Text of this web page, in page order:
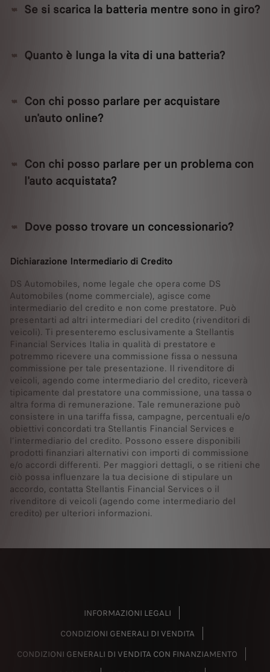
Se si scarica la batteria mentre sono in giro?
Quanto è lunga la vita di una batteria?
Con chi posso parlare per acquistare
un'auto online?
Con chi posso parlare per un problema con
l'auto acquistata?
Dove posso trovare un concessionario?
Dichiarazione Intermediario di Credito
DS Automobiles, nome legale che opera come DS
Automobiles (nome commerciale), agisce come
intermediario del credito e non come prestatore. Può
presentarti ad altri intermediari del credito (rivenditori di
veicoli). Ti presenteremo esclusivamente a Stellantis
Financial Services Italia in qualità di prestatore e
potremmo ricevere una commissione fissa o nessuna
commissione per tale presentazione. Il rivenditore di
veicoli, agendo come intermediario del credito, riceverà
tipicamente dal prestatore una commissione, una tassa o
altra forma di remunerazione. Tale remunerazione può
consistere in una tariffa fissa, campagne, percentuali e/o
obiettivi concordati tra Stellantis Financial Services e
l’intermediario del credito. Possono essere disponibili
prodotti finanziari alternativi con importi di commissione
e/o accordi differenti. Per maggiori dettagli, o se ritieni che
ciò possa influenzare la tua decisione di stipulare un
accordo, contatta Stellantis Financial Services o il
rivenditore di veicoli (agendo come intermediario del
credito) per ulteriori informazioni.
INFORMAZIONI LEGALI
CONDIZIONI GENERALI DI VENDITA
CONDIZIONI GENERALI DI VENDITA CON FINANZIAMENTO